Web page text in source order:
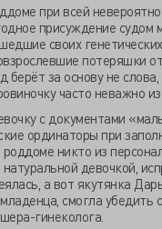
при всей
присуждение судом
своих
потеряшки
берёт за основу не
часто неважно
с документами
ординаторы при
никто из
девочкой,
а вот якутянка
смогла
гинеколога.